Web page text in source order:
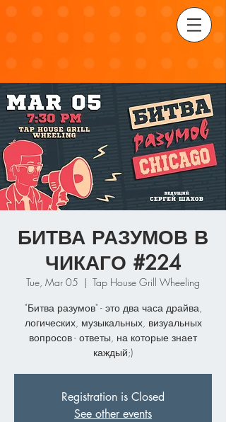
БИТВА РАЗУМОВ В
ЧИКАГО #224
Tue, Mar 05
  |
Tap House Grill Wheeling
"Битва разумов" - это два часа драйва,
логических, музыкальных, визуальных
вопросов - ответы, на которые знает
каждый;)
Registration is Closed
See other events